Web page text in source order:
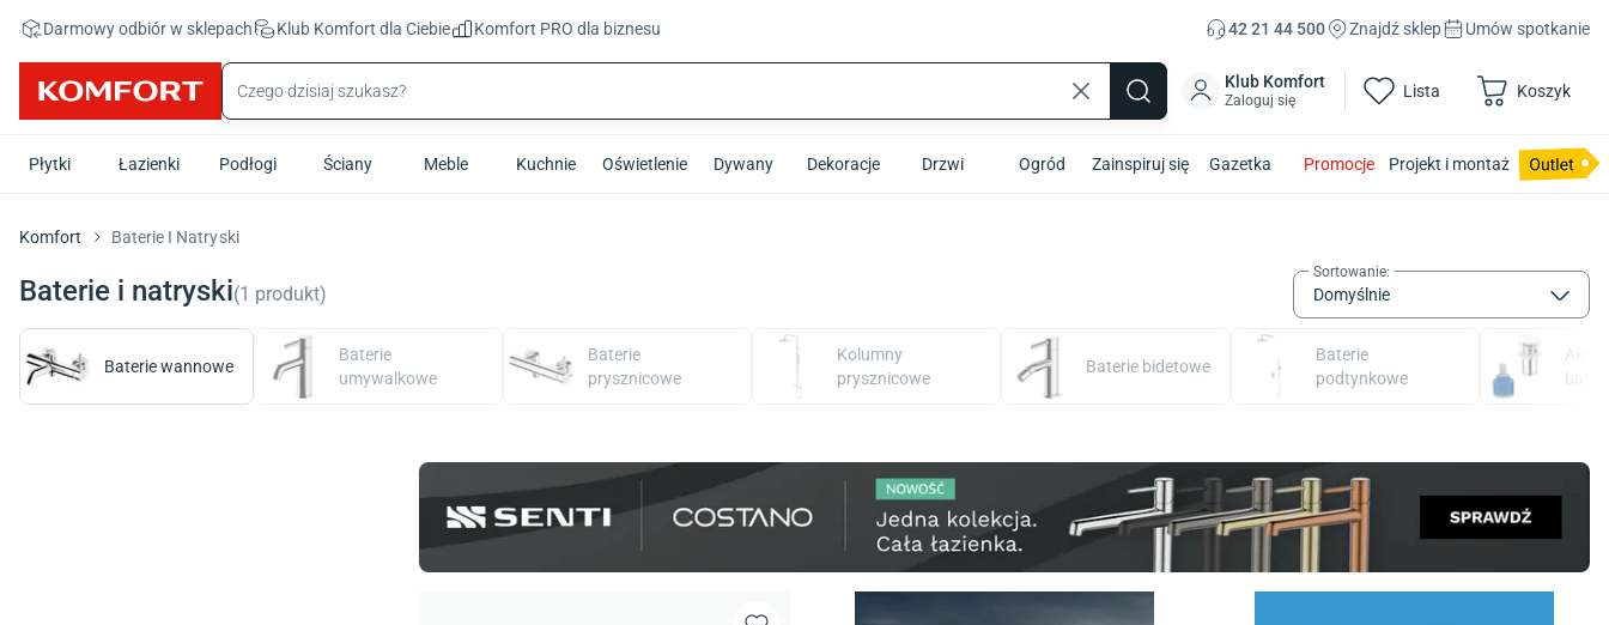
Darmowy odbiór w sklepach Klub Komfort dla Ciebie Komfort PRO dla biznesu 42 21 44 500 Znajdź sklep Umów spotkanie
Klub Komfort
Zaloguj się Lista Koszyk
Płytki Łazienki Podłogi Ściany Meble Kuchnie Oświetlenie Dywany Dekoracje Drzwi Ogród Zainspiruj się Gazetka Promocje Projekt i montaż
Komfort Baterie I Natryski
Baterie i natryski(1 produkt)
Sortowanie:
Domyślnie
Baterie wannowe
Baterie
umywalkowe
Baterie
prysznicowe
Kolumny
prysznicowe
Baterie bidetowe
Baterie
podtynkowe